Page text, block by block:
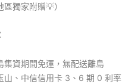
區獨家附贈💡）
集資期間免運，無配送離島
山、中信信用卡 3、6 期 0 利率